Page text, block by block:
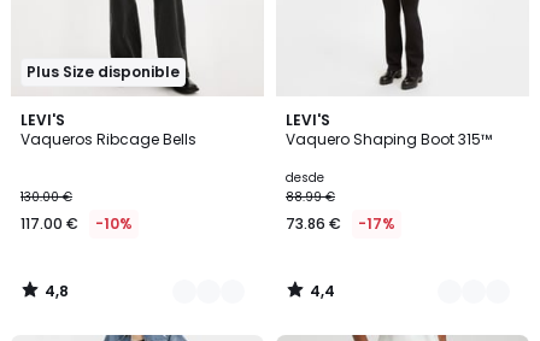
Plus Size disponible
LEVI'S
Vaqueros Ribcage Bells
130.00 €
117.00 € -10%
4,8
/ 5
2
Colores
4,8
/
LEVI'S
Vaquero Shaping Boot 315™
desde
88.99 €
73.86 € -17%
4,4
/ 5
4
Colores
4,4
/